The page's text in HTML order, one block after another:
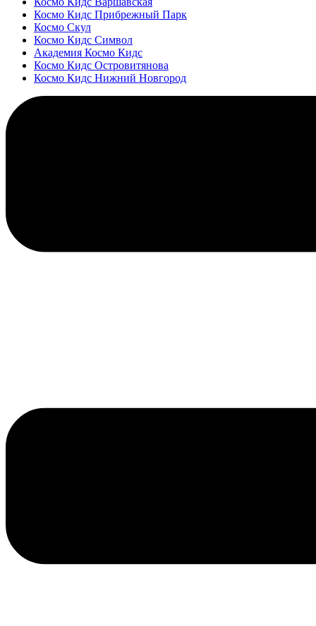
Космо Кидс Прибрежный Парк
Космо Скул
Космо Кидс Символ
Академия Космо Кидс
Космо Кидс Островитянова
Космо Кидс Нижний Новгород